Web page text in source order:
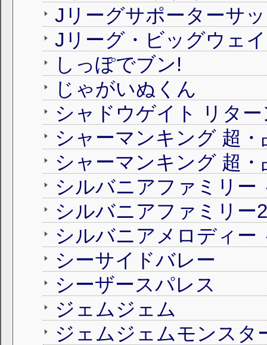
Jリーグサポーターサ
Jリーグ・ビッグウェ
しっぽでブン!
じゃがいぬくん
シャドウゲイト リター
シャーマンキング 超
シャーマンキング 超
シーサイドバレー
シーザースパレス
ジェムジェム
ジェムジェムモンスタ